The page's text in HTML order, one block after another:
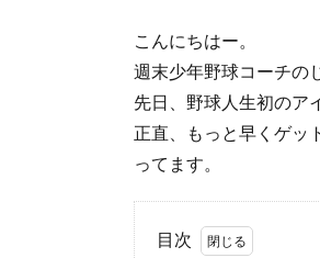
こんにちはー。
週末少年野球コーチの
先日、野球人生初のア
正直、もっと早くゲッ
ってます。
目次